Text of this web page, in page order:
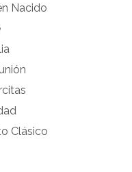
Nacido
Clásico